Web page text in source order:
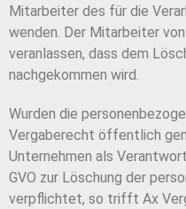
Mitarbeiter des für die
wenden. Der Mitarbeiter
veranlassen, dass dem
nachgekommen wird.
Wurden die
Vergaberecht öffentlich
Unternehmen als
GVO zur Löschung der
verpflichtet, so trifft Ax